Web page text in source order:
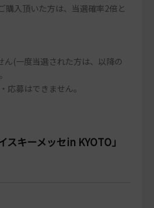
購入頂いた方は、当選確率2倍と
(一度当選された方は、以降の
応募はできません。
スキーメッセin KYOTO」